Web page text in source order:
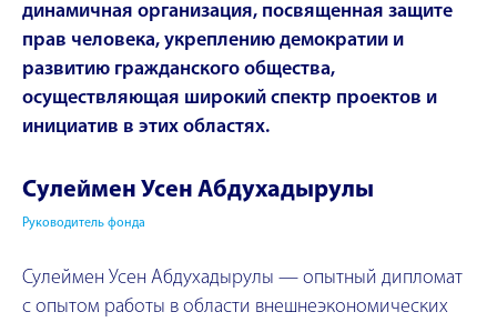
динамичная организация, посвященная защите
прав человека, укреплению демократии и
развитию гражданского общества,
осуществляющая широкий спектр проектов и
инициатив в этих областях.
Сулеймен Усен Абдухадырулы
Руководитель фонда
Сулеймен Усен Абдухадырулы — опытный дипломат
с опытом работы в области внешнеэкономических